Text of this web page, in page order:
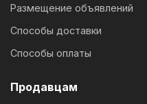
Размещение объявлений
Способы доставки
Способы оплаты
Продавцам